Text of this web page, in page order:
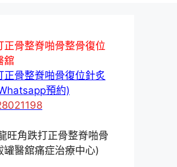
正骨整脊啪骨整骨復位
舘
正骨整脊啪骨復位針炙
預約)